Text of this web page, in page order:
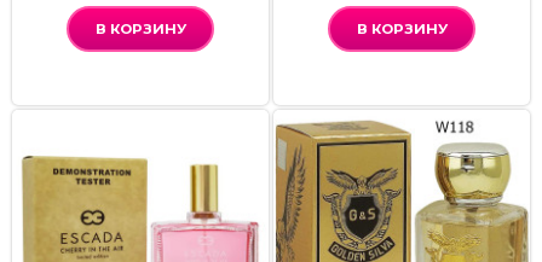
В КОРЗИНУ В КОРЗИНУ